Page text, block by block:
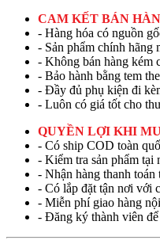
CAM KẾT BÁN
- Hàng hóa có nguồn
- Sản phẩm chính hãng
- Không bán hàng kém
- Bảo hành bằng tem
- Đầy đủ phụ kiện đi
- Luôn có giá tốt cho
QUYỀN LỢI KHI
- Có ship COD toàn
- Kiểm tra sản phẩm tại
- Nhận hàng thanh toán
- Có lắp đặt tận nơi với
- Miễn phí giao hàng
- Đăng ký thành viên